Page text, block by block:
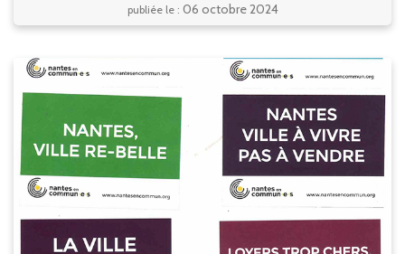
publiée le : 06 octobre 2024